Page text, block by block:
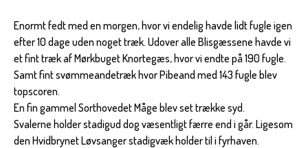
Enormt fedt med en morgen, hvor vi endelig havde lidt fugle igen
efter 10 dage uden noget træk. Udover alle Blisgæssene havde vi
et fint træk af Mørkbuget Knortegæs, hvor vi endte på 190 fugle.
Samt fint svømmeandetræk hvor Pibeand med 143 fugle blev
topscoren.
En fin gammel Sorthovedet Måge blev set trække syd.
Svalerne holder stadigud dog væsentligt færre end i går. Ligesom
den Hvidbrynet Løvsanger stadigvæk holder til i fyrhaven.